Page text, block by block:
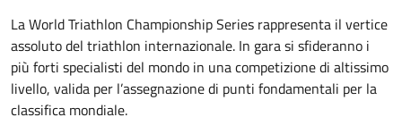
La World Triathlon Championship Series rappresenta il vertice
assoluto del triathlon internazionale. In gara si sfideranno i
più forti specialisti del mondo in una competizione di altissimo
livello, valida per l’assegnazione di punti fondamentali per la
classifica mondiale.